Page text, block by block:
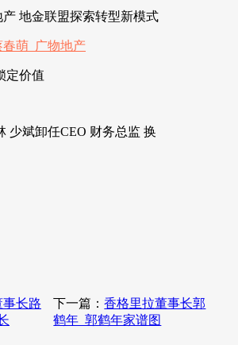
地金联盟探索转型新模式
定价值
少斌卸任CEO 财务总监 换
事长路
下一篇：香格里拉董事长郭
鹤年_郭鹤年家谱图